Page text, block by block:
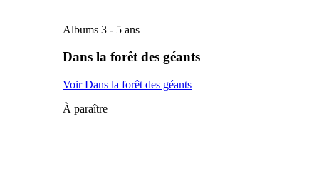
Albums 3 - 5 ans
Dans la forêt des géants
Voir Dans la forêt des géants
À paraître